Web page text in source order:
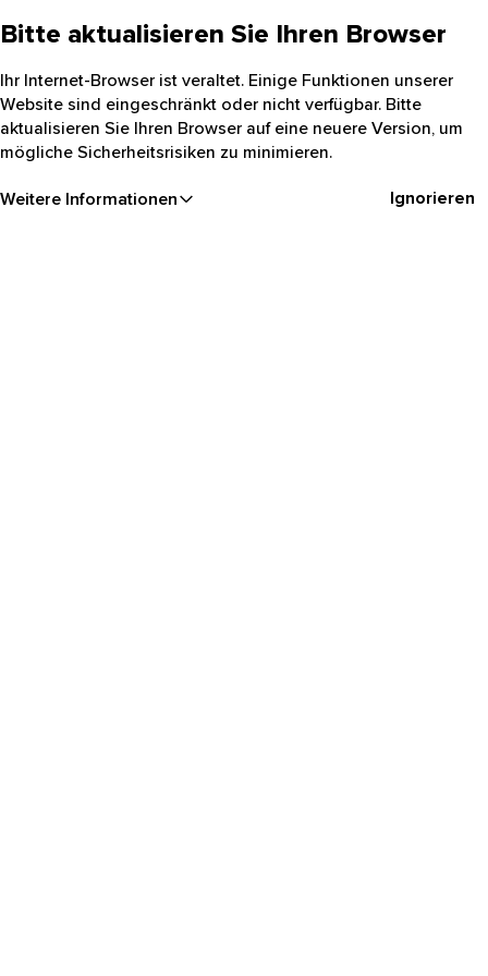
Bitte aktualisieren Sie Ihren Browser
Ihr Internet-Browser ist veraltet. Einige Funktionen unserer
Website sind eingeschränkt oder nicht verfügbar. Bitte
aktualisieren Sie Ihren Browser auf eine neuere Version, um
mögliche Sicherheitsrisiken zu minimieren.
Weitere Informationen Ignorieren